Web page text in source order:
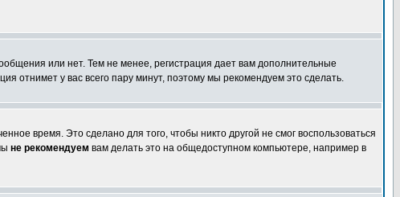
или нет. Тем не менее, регистрация дает вам дополнительные
отнимет у вас всего пару минут, поэтому мы рекомендуем это сделать.
время. Это сделано для того, чтобы никто другой не смог воспользоваться
не рекомендуем вам делать это на общедоступном компьютере, например в